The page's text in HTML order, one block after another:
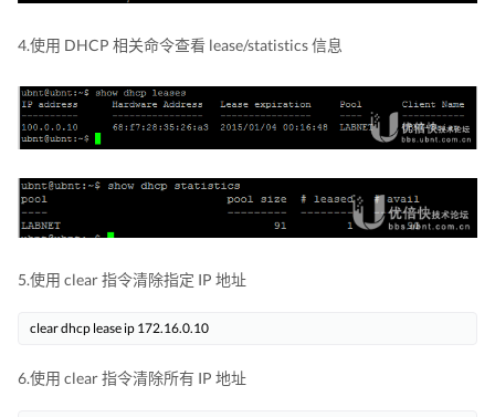
4.使用 DHCP 相关命令查看 lease/statistics 信息
5.使用 clear 指令清除指定 IP 地址
clear dhcp lease ip 172.16.0.10
6.使用 clear 指令清除所有 IP 地址